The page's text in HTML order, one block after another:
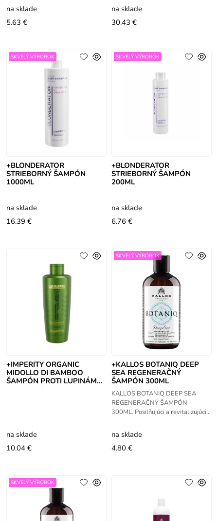
6.8) pre všetky typy vlasov. Prečo
je
na sklade
5.63 €
6.8) pre všetky typy vlasov. Prečo
je
na sklade
30.43 €
+BLONDERATOR
STRIEBORNÝ ŠAMPÓN
1000ML
SKVELÝ VÝROBOK
na sklade
16.39 €
+BLONDERATOR
STRIEBORNÝ ŠAMPÓN
200ML
SKVELÝ VÝROBOK
na sklade
6.76 €
+IMPERITY ORGANIC
MIDOLLO DI BAMBOO
ŠAMPÓN PROTI LUPINÁM
na sklade
10.04 €
+KALLOS BOTANIQ DEEP
SEA REGENERAČNÝ
ŠAMPÓN 300ML
KALLOS BOTANIQ DEEP SEA
REGENERAČNÝ ŠAMPÓN
300ML. Posilňujúci a revitalizujúci
Regeneruje vlasy, obnovuje
štruktúru vlasu a chráni
SKVELÝ VÝROBOK
na sklade
4.80 €
SKVELÝ VÝROBOK